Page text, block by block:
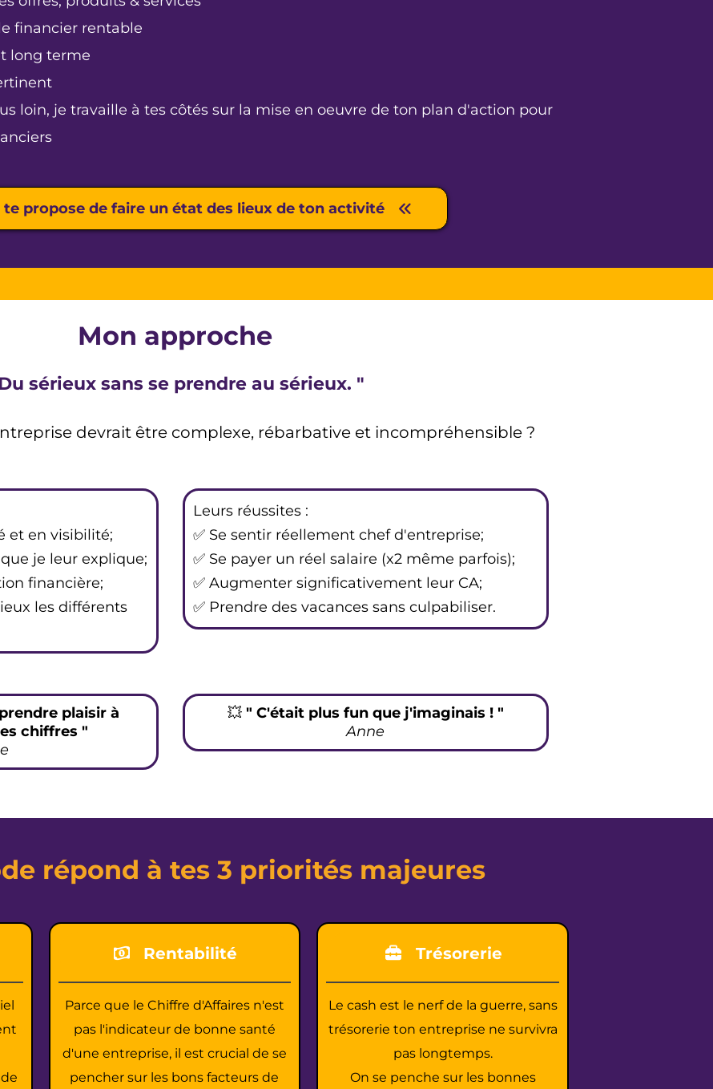
financier rentable
long terme
loin, je travaille à tes côtés sur la mise en oeuvre de ton plan d'action pour
te propose de faire un état des lieux de ton activité
Mon approche
sérieux sans se prendre au sérieux. "
devrait être complexe, rébarbative et incompréhensible ?
et en visibilité;
je leur explique;
financière;
les différents
Leurs réussites :
✅ Se sentir réellement chef d'entreprise;
✅ Se payer un réel salaire (x2 même parfois);
✅ Augmenter significativement leur CA;
✅ Prendre des vacances sans culpabiliser.
plaisir à
chiffres "
💥 " C'était plus fun que j'imaginais ! "
Anne
répond à tes 3 priorités majeures
Rentabilité
Parce que le Chiffre d'Affaires n'est
pas l'indicateur de bonne santé
d'une entreprise, il est crucial de se
pencher sur les bons facteurs de
Trésorerie
Le cash est le nerf de la guerre, sans
trésorerie ton entreprise ne survivra
pas longtemps.
On se penche sur les bonnes